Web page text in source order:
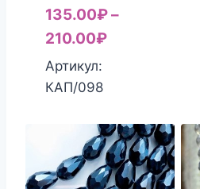
135.00₽–
210.00₽
Артикул:
КАП/098